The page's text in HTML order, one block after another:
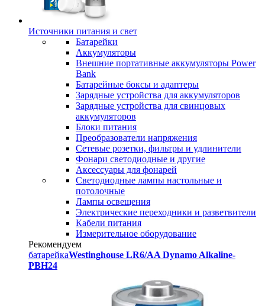
Источники питания и свет
Батарейки
Аккумуляторы
Внешние портативные аккумуляторы Power
Bank
Батарейные боксы и адаптеры
Зарядные устройства для аккумуляторов
Зарядные устройства для свинцовых
аккумуляторов
Блоки питания
Преобразователи напряжения
Сетевые розетки, фильтры и удлинители
Фонари светодиодные и другие
Аксессуары для фонарей
Светодиодные лампы настольные и
потолочные
Лампы освещения
Электрические переходники и разветвители
Кабели питания
Измерительное оборудование
Рекомендуем
батарейкаWestinghouse LR6/AA Dynamo Alkaline-
PBH24